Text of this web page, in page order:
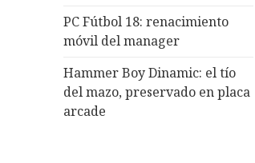
PC Fútbol 18: renacimiento
móvil del manager
Hammer Boy Dinamic: el tío
del mazo, preservado en placa
arcade